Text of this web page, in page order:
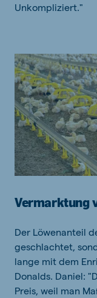
Unkompliziert."
Vermarktung
Der Löwenanteil
geschlachtet,
lange mit dem
Donalds. Daniel:
Preis, weil man